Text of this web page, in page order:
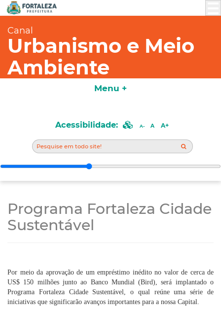
Canal
Urbanismo e Meio
Ambiente
Acessibilidade: A
Programa Fortaleza Cidade
Sustentável
Por meio da aprovação de um empréstimo inédito no valor de cerca de
US$ 150 milhões junto ao Banco Mundial (Bird), será implantado o
Programa Fortaleza Cidade Sustentável, o qual reúne uma série de
iniciativas que significarão avanços importantes para a nossa Capital.